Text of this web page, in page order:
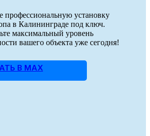
профессиональную установку
в Калининграде под ключ.
максимальный уровень
вашего объекта уже сегодня!
В MAX